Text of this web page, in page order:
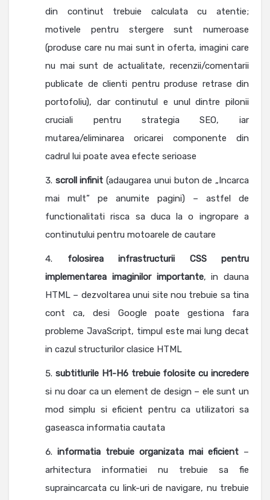
din continut trebuie calculata cu atentie;
motivele pentru stergere sunt numeroase
(produse care nu mai sunt in oferta, imagini care
nu mai sunt de actualitate, recenzii/comentarii
publicate de clienti pentru produse retrase din
portofoliu), dar continutul e unul dintre pilonii
cruciali pentru strategia SEO, iar
mutarea/eliminarea oricarei componente din
cadrul lui poate avea efecte serioase
scroll infinit (adaugarea unui buton de „Incarca
mai mult” pe anumite pagini) – astfel de
functionalitati risca sa duca la o ingropare a
continutului pentru motoarele de cautare
folosirea infrastructurii CSS
pentru
implementarea imaginilor importante, in dauna
HTML – dezvoltarea unui site nou trebuie sa tina
cont ca, desi Google poate gestiona fara
probleme JavaScript, timpul este mai lung decat
in cazul structurilor clasice HTML
subtitlurile H1-H6 trebuie folosite cu incredere
si nu doar ca un element de design – ele sunt un
mod simplu si eficient pentru ca utilizatori sa
gaseasca informatia cautata
informatia trebuie organizata mai eficient –
arhitectura informatiei nu trebuie sa fie
supraincarcata cu link-uri de navigare, nu trebuie